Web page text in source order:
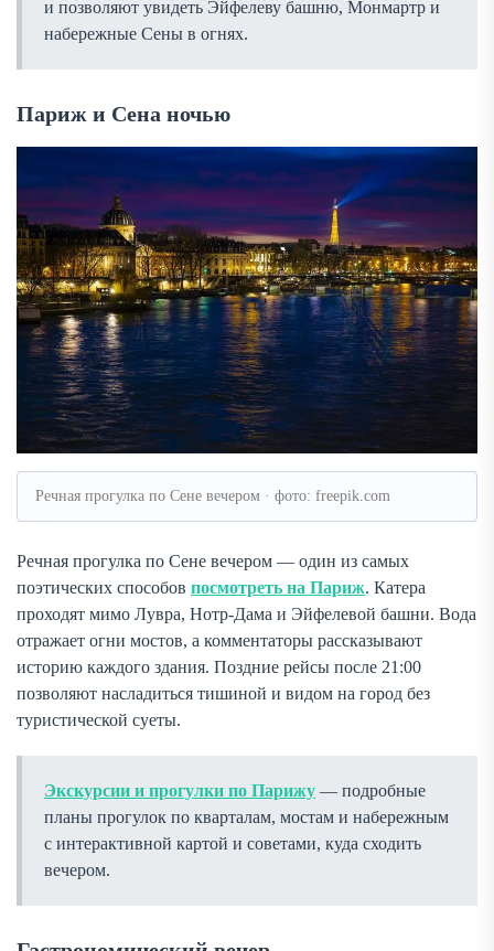
и позволяют увидеть Эйфелеву башню, Монмартр и
набережные Сены в огнях.
Париж и Сена ночью
Речная прогулка по Сене вечером · фото: freepik.com
Речная прогулка по Сене вечером — один из самых
поэтических способов посмотреть на Париж. Катера
проходят мимо Лувра, Нотр-Дама и Эйфелевой башни. Вода
отражает огни мостов, а комментаторы рассказывают
историю каждого здания. Поздние рейсы после 21:00
позволяют насладиться тишиной и видом на город без
туристической суеты.
Экскурсии и прогулки по Парижу — подробные
планы прогулок по кварталам, мостам и набережным
с интерактивной картой и советами, куда сходить
вечером.